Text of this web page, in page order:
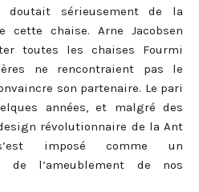
doutait sérieusement de la
cette chaise. Arne Jacobsen
toutes les chaises Fourmi
ne rencontraient pas le
son partenaire. Le pari
années, et malgré des
révolutionnaire de la Ant
imposé comme un
de l’ameublement de nos